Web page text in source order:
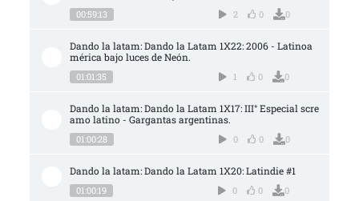
00:59:13 2 0 0
Dando la latam: Dando la Latam 1X22: 2006 - Latinoa
mérica bajo luces de Neón.
01:01:35 1 0 0
Dando la latam: Dando la Latam 1X17: III° Especial scre
amo latino - Gargantas argentinas.
01:00:28 0 0 0
Dando la latam: Dando la Latam 1X20: Latindie #1
01:00:19 0 0 0